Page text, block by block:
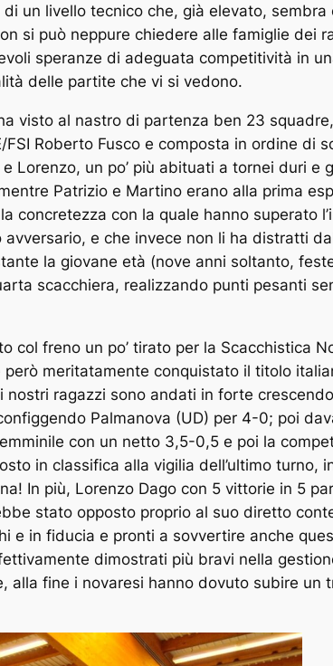
un livello tecnico che, già elevato,
si può neppure chiedere alle famiglie dei
speranze di adeguata competitività in
delle partite che vi si vedono.
visto al nastro di partenza ben 23
FSI Roberto Fusco e composta in ordine
Lorenzo, un po’ più abituati a tornei duri
Patrizio e Martino erano alla prima
concretezza con la quale hanno superato
avversario, e che invece non li ha distratti
la giovane età (nove anni soltanto,
scacchiera, realizzando punti pesanti
col freno un po’ tirato per la Scacchistica
meritatamente conquistato il titolo
nostri ragazzi sono andati in forte
Palmanova (UD) per 4-0; poi
con un netto 3,5-0,5 e poi la
in classifica alla vigilia dell’ultimo
In più, Lorenzo Dago con 5 vittorie in 5
stato opposto proprio al suo diretto
e in fiducia e pronti a sovvertire anche
dimostrati più bravi nella
alla fine i novaresi hanno dovuto subire